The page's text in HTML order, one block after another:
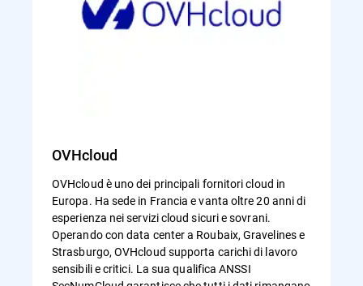
OVHcloud
OVHcloud è uno dei principali fornitori cloud in
Europa. Ha sede in Francia e vanta oltre 20 anni di
esperienza nei servizi cloud sicuri e sovrani.
Operando con data center a Roubaix, Gravelines e
Strasburgo, OVHcloud supporta carichi di lavoro
sensibili e critici. La sua qualifica ANSSI